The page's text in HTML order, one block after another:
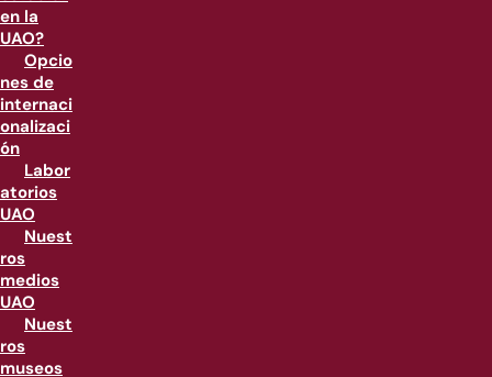
en la
UAO?
Opcio
nes de
internaci
onalizaci
ón
Labor
atorios
UAO
Nuest
ros
medios
UAO
Nuest
ros
museos